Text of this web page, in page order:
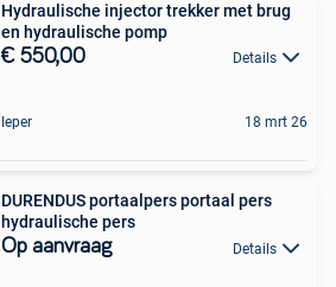
Hydraulische injector trekker met brug
en hydraulische pomp
€ 550,00 Details
Ieper 18 mrt 26
DURENDUS portaalpers portaal pers
hydraulische pers
Op aanvraag Details